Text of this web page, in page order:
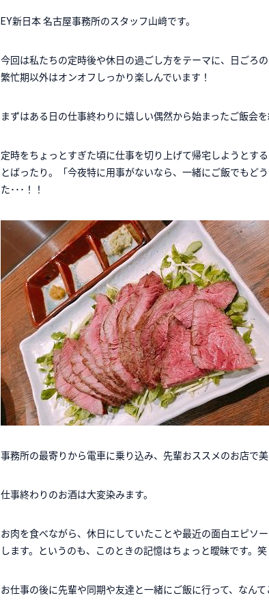
EY新日本 名古屋事務所のスタッフ山﨑です。
今回は私たちの定時後や休日の過ごし方をテーマに、日ごろ
繁忙期以外はオンオフしっかり楽しんでいます！
まずはある日の仕事終わりに嬉しい偶然から始まったご飯会を
定時をちょっとすぎた頃に仕事を切り上げて帰宅しようとす
とばったり。「今夜特に用事がないなら、一緒にご飯でもど
た･･･！！
事務所の最寄りから電車に乗り込み、先輩おススメのお店で
仕事終わりのお酒は大変染みます。
お肉を食べながら、休日にしていたことや最近の面白エピソ
します。というのも、このときの記憶はちょっと曖昧です。笑
お仕事の後に先輩や同期や友達と一緒にご飯に行って、なん